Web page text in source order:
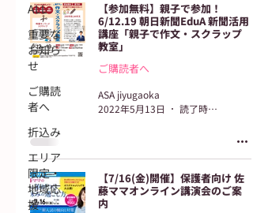
ALL
重要な
お知ら
せ
ご購読
者へ
折込み
エリア
限定・
地域応
援
【参加無料】親子で参加！
6/12.19 朝日新聞EduA 新聞活用
講座「親子で作文・スクラップ
教室」
ご購読者へ
ASA jiyugaoka
2022年5月13日
読了時間: 1分
【7/16(金)開催】保護者向け 佐
藤ママオンライン講演会のご案
内